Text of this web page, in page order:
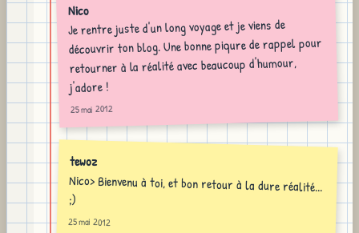
Nico
Je rentre juste d'un long voyage et je viens de
découvrir ton blog. Une bonne piqure de rappel pour
retourner à la réalité avec beaucoup d'humour,
j'adore !
25 mai 2012
tewoz
Nico> Bienvenu à toi, et bon retour à la dure réalité...
;)
25 mai 2012